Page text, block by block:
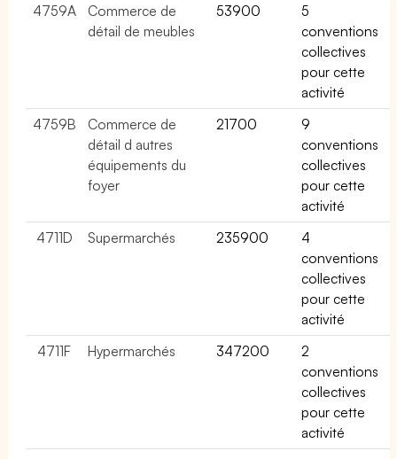
4759A
Commerce de
détail de meubles
53900
5
conventions
collectives
pour cette
activité
4759B
Commerce de
détail d autres
équipements du
foyer
21700
9
conventions
collectives
pour cette
activité
4711D
Supermarchés 235900
4
conventions
collectives
pour cette
activité
4711F
Hypermarchés 347200
2
conventions
collectives
pour cette
activité